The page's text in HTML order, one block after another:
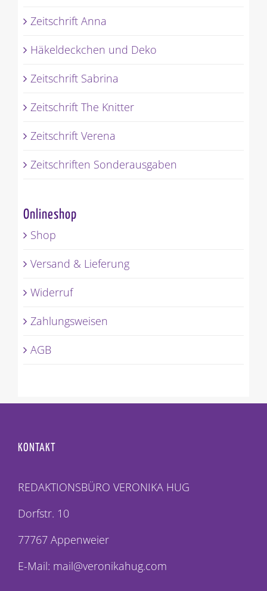
Zeitschrift Anna
Häkeldeckchen und Deko
Zeitschrift Sabrina
Zeitschrift The Knitter
Zeitschrift Verena
Zeitschriften Sonderausgaben
Onlineshop
Shop
Versand & Lieferung
Widerruf
Zahlungsweisen
AGB
KONTAKT
REDAKTIONSBÜRO VERONIKA HUG
Dorfstr. 10
77767 Appenweier
E-Mail: mail@veronikahug.com